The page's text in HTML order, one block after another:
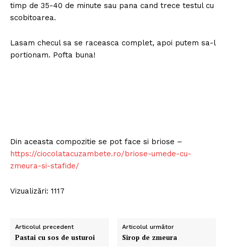
timp de 35-40 de minute sau pana cand trece testul cu
scobitoarea.
Lasam checul sa se raceasca complet, apoi putem sa-l
portionam. Pofta buna!
Din aceasta compozitie se pot face si briose –
https://ciocolatacuzambete.ro/briose-umede-cu-
zmeura-si-stafide/
Vizualizări: 1117
Articolul precedent
Pastai cu sos de usturoi
Articolul următor
Sirop de zmeura